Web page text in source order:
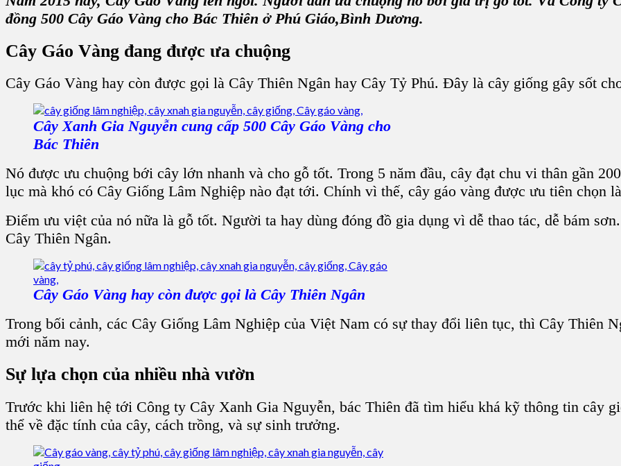
đồng 500 Cây Gáo Vàng cho Bác Thiên ở Phú Giáo,Bình Dương.
Cây Gáo Vàng đang được ưa chuộng
Cây Gáo Vàng hay còn được gọi là Cây Thiên Ngân hay Cây Tỷ Phú. Đây là cây giống gây sốt
Cây Xanh Gia Nguyễn cung cấp 500 Cây Gáo Vàng cho
Bác Thiên
Nó được ưu chuộng bới cây lớn nhanh và cho gỗ tốt. Trong 5 năm đầu, cây đạt chu vi thân gần
lục mà khó có Cây Giống Lâm Nghiệp nào đạt tới. Chính vì thế, cây gáo vàng được ưu tiên chọn
Điểm ưu việt của nó nữa là gỗ tốt. Người ta hay dùng đóng đồ gia dụng vì dễ thao tác, dễ bám
Cây Thiên Ngân.
Cây Gáo Vàng hay còn được gọi là Cây Thiên Ngân
Trong bối cảnh, các Cây Giống Lâm Nghiệp của Việt Nam có sự thay đổi liên tục, thì Cây Thiên
mới năm nay.
Sự lựa chọn của nhiều nhà vườn
Trước khi liên hệ tới Công ty Cây Xanh Gia Nguyễn, bác Thiên đã tìm hiểu khá kỹ thông tin cây
thể về đặc tính của cây, cách trồng, và sự sinh trưởng.